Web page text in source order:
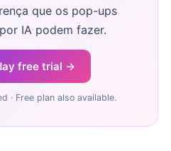
que os pop-ups
IA podem fazer.
free trial →
· Free plan also available.